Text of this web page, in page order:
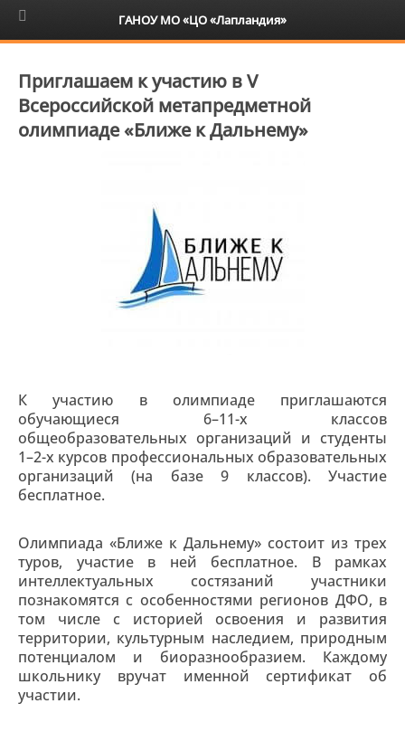
6+
Приглашаем к участию в V
Всероссийской метапредметной
олимпиаде «Ближе к Дальнему»
К участию в олимпиаде приглашаются
обучающиеся 6–11-х классов
общеобразовательных организаций и студенты
1–2-х курсов профессиональных образовательных
организаций (на базе 9 классов). Участие
бесплатное.
Олимпиада «Ближе к Дальнему» состоит из трех
туров, участие в ней бесплатное. В рамках
интеллектуальных состязаний участники
познакомятся с особенностями регионов ДФО, в
том числе с историей освоения и развития
территории, культурным наследием, природным
потенциалом и биоразнообразием. Каждому
школьнику вручат именной сертификат об
участии.
ГАНОУ МО «ЦО «Лапландия»